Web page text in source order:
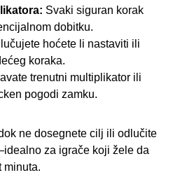
Svaki siguran korak
dobitku.
hoćete li nastaviti ili
koraka.
trenutni multiplikator ili
pogodi zamku.
ne dosegnete cilj ili odlučite
za igrače koji žele da
minuta.